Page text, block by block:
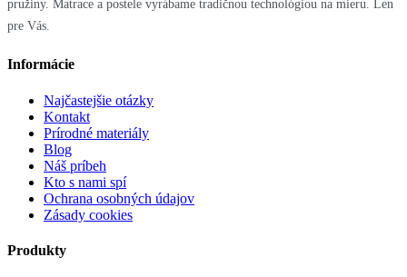
pružiny. Matrace a postele vyrábame tradičnou technológiou na mieru. Len
pre Vás.
Informácie
Najčastejšie otázky
Kontakt
Prírodné materiály
Blog
Náš príbeh
Kto s nami spí
Ochrana osobných údajov
Zásady cookies
Produkty